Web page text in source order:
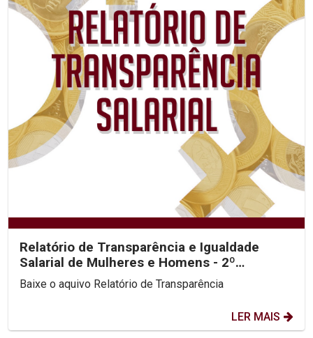
Relatório de Transparência e Igualdade
Salarial de Mulheres e Homens - 2º
Semestre 2025Baixe o aquivo Relatório de Transparência
LER MAIS